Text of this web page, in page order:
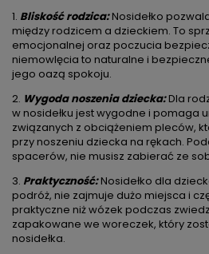
1. Bliskość rodzica:Nosidełko
między rodzicem a dzieckiem. To
emocjonalnej oraz poczucia
niemowlęcia to naturalne i
jego oazą spokoju.
2. Wygoda noszenia dziecka:Dla
w nosidełku jest wygodne i pomaga
związanych z obciążeniem pleców,
przy noszeniu dziecka na rękach.
spacerów, nie musisz zabierać ze
3. Praktyczność:Nosidełko dla
podróż, nie zajmuje dużo miejsca i
praktyczne niż wózek podczas
zapakowane we woreczek, który
nosidełka.